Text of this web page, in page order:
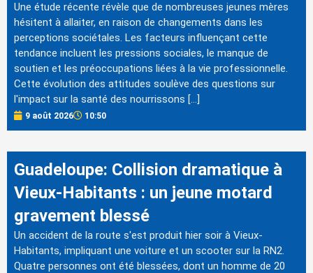
Une étude récente révèle que de nombreuses jeunes mères
hésitent à allaiter, en raison de changements dans les
perceptions sociétales. Les facteurs influençant cette
tendance incluent les pressions sociales, le manque de
soutien et les préoccupations liées à la vie professionnelle.
Cette évolution des attitudes soulève des questions sur
l'impact sur la santé des nourrissons […]
9 août 2026 10:50
Guadeloupe: Collision dramatique à
Vieux-Habitants : un jeune motard
gravement blessé
Un accident de la route s'est produit hier soir à Vieux-
Habitants, impliquant une voiture et un scooter sur la RN2.
Quatre personnes ont été blessées, dont un homme de 20